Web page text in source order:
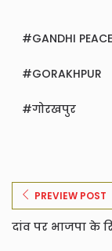
GANDHI
GORAKHPUR
गोरखपुर
PREVIEW POST
दांव पर भाजपा के